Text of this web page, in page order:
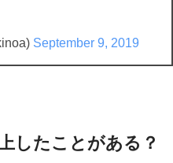
September 9, 2019
したことがある？